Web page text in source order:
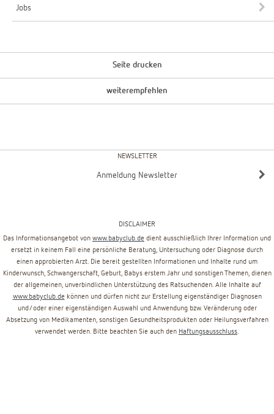
Jobs
Seite drucken
weiterempfehlen
NEWSLETTER
Anmeldung Newsletter
DISCLAIMER
Das Informationsangebot von www.babyclub.de dient ausschließlich Ihrer Information und
ersetzt in keinem Fall eine persönliche Beratung, Untersuchung oder Diagnose durch
einen approbierten Arzt. Die bereit gestellten Informationen und Inhalte rund um
Kinderwunsch, Schwangerschaft, Geburt, Babys erstem Jahr und sonstigen Themen, dienen
der allgemeinen, unverbindlichen Unterstützung des Ratsuchenden. Alle Inhalte auf
www.babyclub.de können und dürfen nicht zur Erstellung eigenständiger Diagnosen
und/oder einer eigenständigen Auswahl und Anwendung bzw. Veränderung oder
Absetzung von Medikamenten, sonstigen Gesundheitsprodukten oder Heilungsverfahren
verwendet werden. Bitte beachten Sie auch den Haftungsausschluss.